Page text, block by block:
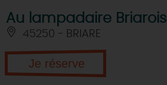
Au lampadaire Briarois
45250 - BRIARE
Je réserve